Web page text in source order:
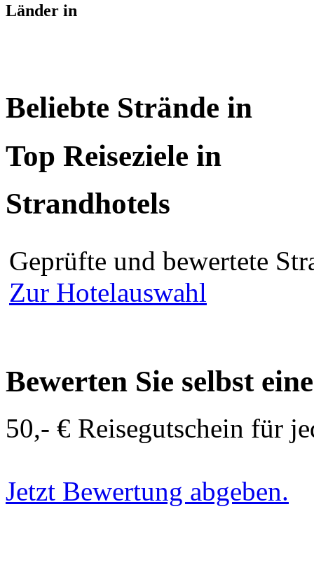
Länder in
Beliebte Strände in
Top Reiseziele in
Strandhotels
Geprüfte und bewertete
Zur Hotelauswahl
Bewerten Sie selbst
50,- € Reisegutschein für
Jetzt Bewertung abgeben.